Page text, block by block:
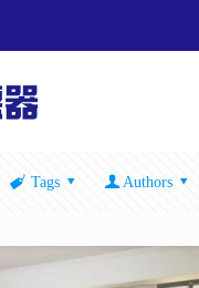
Tags Authors